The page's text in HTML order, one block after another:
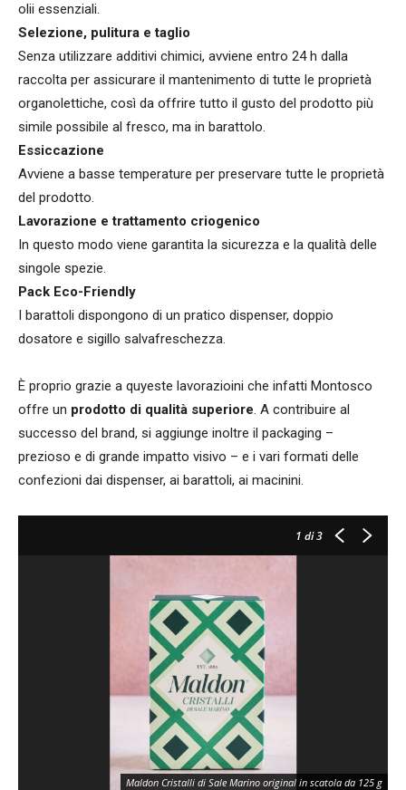
olii essenziali.
Selezione, pulitura e taglio
Senza utilizzare additivi chimici, avviene entro 24 h dalla
raccolta per assicurare il mantenimento di tutte le proprietà
organolettiche, così da offrire tutto il gusto del prodotto più
simile possibile al fresco, ma in barattolo.
Essiccazione
Avviene a basse temperature per preservare tutte le proprietà
del prodotto.
Lavorazione e trattamento criogenico
In questo modo viene garantita la sicurezza e la qualità delle
singole spezie.
Pack Eco-Friendly
I barattoli dispongono di un pratico dispenser, doppio
dosatore e sigillo salvafreschezza.
È proprio grazie a quyeste lavorazioini che infatti Montosco
offre un prodotto di qualità superiore. A contribuire al
successo del brand, si aggiunge inoltre il packaging –
prezioso e di grande impatto visivo – e i vari formati delle
confezioni dai dispenser, ai barattoli, ai macinini.
1 di 3
Maldon Cristalli di Sale Marino original in scatola da 125 g